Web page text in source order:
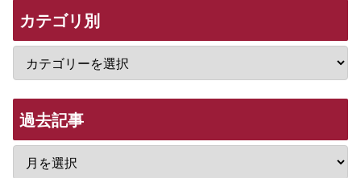
カテゴリ別
過去記事